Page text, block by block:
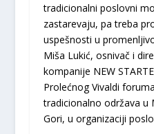
tradicionalni poslovni
zastarevaju, pa treba
uspešnosti u
Miša Lukić, osnivač i
kompanije NEW
Prolećnog Vivaldi
tradicionalno održava u
Gori, u organizaciji